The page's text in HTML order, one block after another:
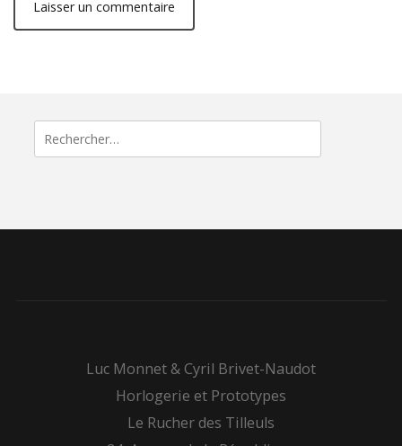
Rechercher :
Luc Monnet & Cyril Brivet-Naudot
Horlogerie et Prototypes
Le Rucher des Tilleuls